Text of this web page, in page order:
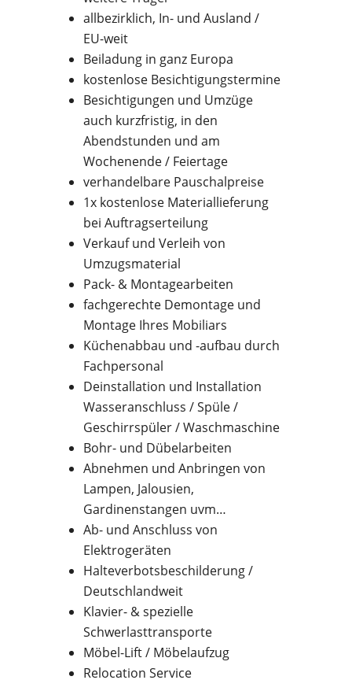
allbezirklich, In- und Ausland /
EU-weit
Beiladung in ganz Europa
kostenlose Besichtigungstermine
Besichtigungen und Umzüge
auch kurzfristig, in den
Abendstunden und am
Wochenende / Feiertage
verhandelbare Pauschalpreise
1x kostenlose Materiallieferung
bei Auftragserteilung
Verkauf und Verleih von
Umzugsmaterial
Pack- & Montagearbeiten
fachgerechte Demontage und
Montage Ihres Mobiliars
Küchenabbau und -aufbau durch
Fachpersonal
Deinstallation und Installation
Wasseranschluss / Spüle /
Geschirrspüler / Waschmaschine
Bohr- und Dübelarbeiten
Abnehmen und Anbringen von
Lampen, Jalousien,
Gardinenstangen uvm…
Ab- und Anschluss von
Elektrogeräten
Halteverbotsbeschilderung /
Deutschlandweit
Klavier- & spezielle
Schwerlasttransporte
Möbel-Lift / Möbelaufzug
Relocation Service